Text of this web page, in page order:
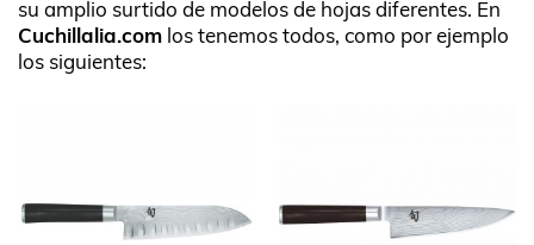
su amplio surtido de modelos de hojas diferentes. En
Cuchillalia.com los tenemos todos, como por ejemplo
los siguientes: